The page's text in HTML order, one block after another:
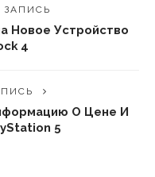
Новое Устройство
4
О Цене И
5